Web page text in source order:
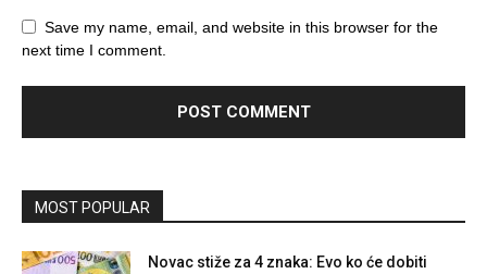
Save my name, email, and website in this browser for the
next time I comment.
MOST POPULAR
Novac stiže za 4 znaka: Evo ko će dobiti